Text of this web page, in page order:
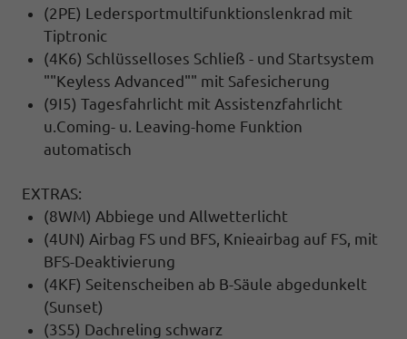
(2PE) Ledersportmultifunktionslenkrad mit
Tiptronic
(4K6) Schlüsselloses Schließ - und Startsystem
""Keyless Advanced"" mit Safesicherung
(9I5) Tagesfahrlicht mit Assistenzfahrlicht
u.Coming- u. Leaving-home Funktion
automatisch
EXTRAS:
(8WM) Abbiege und Allwetterlicht
(4UN) Airbag FS und BFS, Knieairbag auf FS, mit
BFS-Deaktivierung
(4KF) Seitenscheiben ab B-Säule abgedunkelt
(Sunset)
(3S5) Dachreling schwarz